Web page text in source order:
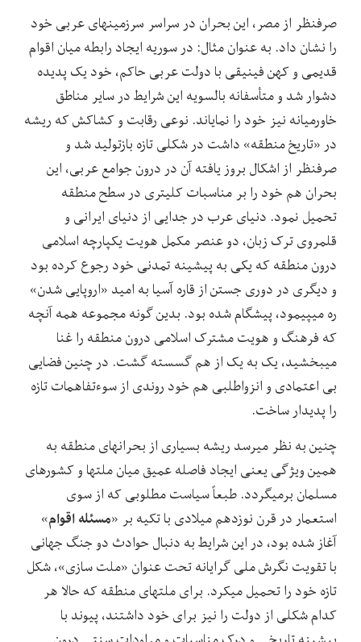
صرفنظر از مصر، این بحران در سراسر سرزمین‏های عربی خود
را نشان داد. به عنوان مثال: در سوریه ایجاد رابطه میان اقوام
قدیمی و کهن فینیقی با دولت عربی حاکم، خود یک پدیده‏
دشوار شد و متأسفانه بالسویه این شرایط در سایر مناطق
خاورمیانه نیز خود را نمایاند. نوعی رقابت و کشاکش که ریشه
در «تاریخ منطقه» داشت در شکلی تازه بازتولید شد و
صرفنظر از اشکال بروز یافته آن در درون جوامع عربی، این
بحران هم خود را بر مناسبات کلی‏تری در سطح منطقه
تحمیل نمود. دنیای عرب در جدایی از دنیای ایرانی و
قلمروی ترک‏ زبان، دو عنصر مکمل هویت یکپارچه اسلامی
درون منطقه که یکی به پیشینه تمدنی خود رجوع کرده بود
و دیگری در دوری جستن از قاره آسیا به امید «اروپایی شدن»
ره می‏پیمود، پیشگام شده بود. بدین‏ گونه مجموعه همه آنچه
که فرهنگ و هویت مشترک اسلامی درون منطقه را غنا
می‏بخشید، یک‏ به ‏یک از هم گسسته گشت. در چنین فضایی
بی ‏اعتمادی و انزواطلبی هم خود روندی از سوءتفاهمات تازه
را پدیدار ساخت.
چنین به نظر می‏رسد ریشه بسیاری از بحران‏های منطقه به
همین ویژگی یعنی ایجاد فاصله عمیق میان ملت‏ها و کشورهای
مسلمان برمی‏گردد. طبعاً سیاست مطلوبی که از سوی
استعمار در قرن نوزدهم میلادی با تکیه بر «مسئله اقوام»
آغاز شده بود، در این شرایط به دنبال حوادث دو جنگ جهانی
با تقویت نگرش ملی‏ گرایانه تحت عنوان «ملت ‏سازی»، شکل
تازه خود را تحمیل می‏کرد. برای ملت‏های منطقه که حالا هر
کدام شکلی از دولت را نیز برای خود داشتند، پیوند با